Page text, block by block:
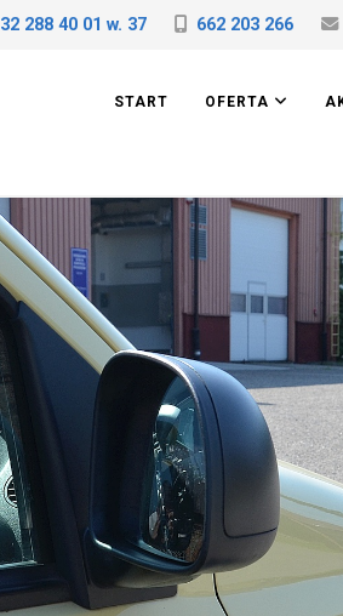
32 288 40 01 w. 37 662 203 266
START OFERTA